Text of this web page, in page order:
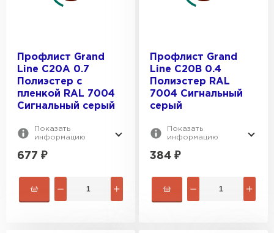
Профлист Grand
Line C20А 0.7
Полиэстер с
пленкой RAL 7004
Сигнальный серый
Показать
информацию
677 ₽
Профлист Grand
Line C20В 0.4
Полиэстер RAL
7004 Сигнальный
серый
Показать
информацию
384 ₽